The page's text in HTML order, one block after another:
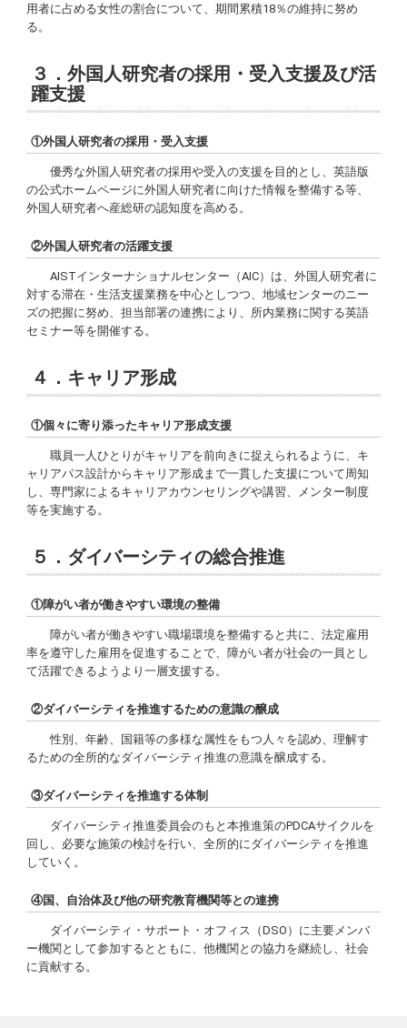
用者に占める女性の割合について、期間累積18％の維持に努め
る。
３．外国人研究者の採用・受入支援及び活
躍支援
①外国人研究者の採用・受入支援
優秀な外国人研究者の採用や受入の支援を目的とし、英語版
の公式ホームページに外国人研究者に向けた情報を整備する等、
外国人研究者へ産総研の認知度を高める。
②外国人研究者の活躍支援
AISTインターナショナルセンター（AIC）は、外国人研究者に
対する滞在・生活支援業務を中心としつつ、地域センターのニー
ズの把握に努め、担当部署の連携により、所内業務に関する英語
セミナー等を開催する。
４．キャリア形成
①個々に寄り添ったキャリア形成支援
職員一人ひとりがキャリアを前向きに捉えられるように、キ
ャリアパス設計からキャリア形成まで一貫した支援について周知
し、専門家によるキャリアカウンセリングや講習、メンター制度
等を実施する。
５．ダイバーシティの総合推進
①障がい者が働きやすい環境の整備
障がい者が働きやすい職場環境を整備すると共に、法定雇用
率を遵守した雇用を促進することで、障がい者が社会の一員とし
て活躍できるようより一層支援する。
②ダイバーシティを推進するための意識の醸成
性別、年齢、国籍等の多様な属性をもつ人々を認め、理解す
るための全所的なダイバーシティ推進の意識を醸成する。
③ダイバーシティを推進する体制
ダイバーシティ推進委員会のもと本推進策のPDCAサイクルを
回し、必要な施策の検討を行い、全所的にダイバーシティを推進
していく。
④国、自治体及び他の研究教育機関等との連携
ダイバーシティ・サポート・オフィス（DSO）に主要メンバ
ー機関として参加するとともに、他機関との協力を継続し、社会
に貢献する。